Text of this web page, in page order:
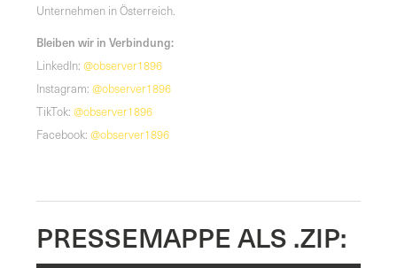
Unternehmen in Österreich.
Bleiben wir in Verbindung:
LinkedIn: @observer1896
Instagram: @observer1896
TikTok: @observer1896
Facebook: @observer1896
PRESSEMAPPE ALS .ZIP: